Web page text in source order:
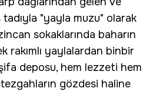
"yayla muzu" olarak
sokaklarında baharın
rakımlı yaylalardan binbir
deposu, hem lezzeti hem
gözdesi haline